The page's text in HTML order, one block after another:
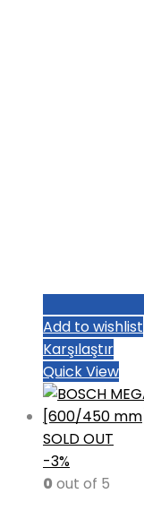
Add to wishlist
Karşılaştır
Quick View
SOLD OUT
-3%
0 out of 5